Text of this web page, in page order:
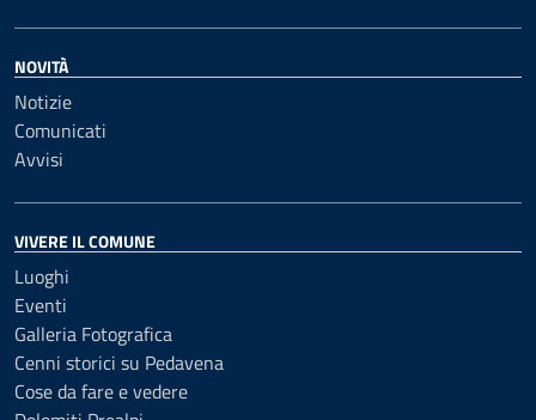
NOVITÀ
Notizie
Comunicati
Avvisi
VIVERE IL COMUNE
Luoghi
Eventi
Galleria Fotografica
Cenni storici su Pedavena
Cose da fare e vedere